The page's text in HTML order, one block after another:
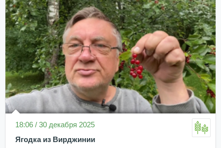
18:06 / 30 декабря 2025
Ягодка из Вирджинии